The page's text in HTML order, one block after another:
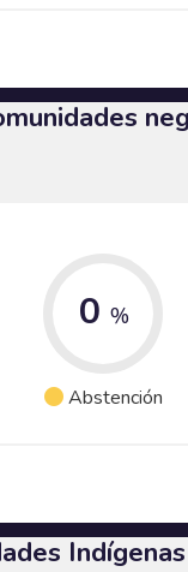
0 %
Abstención